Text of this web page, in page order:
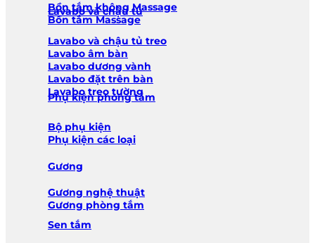
Bồn tắm không Massage
Bồn tắm Massage
Lavabo và chậu tủ
Lavabo và chậu tủ treo
Lavabo âm bàn
Lavabo dương vành
Lavabo đặt trên bàn
Lavabo treo tường
Phụ kiện phòng tắm
Bộ phụ kiện
Phụ kiện các loại
Gương
Gương nghệ thuật
Gương phòng tắm
Sen tắm